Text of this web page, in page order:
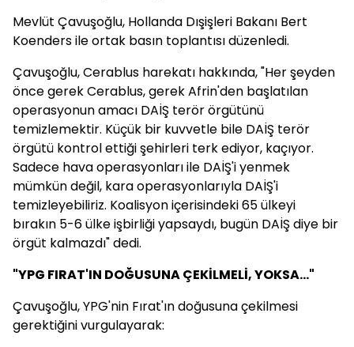
Mevlüt Çavuşoğlu, Hollanda Dışişleri Bakanı Bert
Koenders ile ortak basın toplantısı düzenledi.
Çavuşoğlu, Cerablus harekatı hakkında, "Her şeyden
önce gerek Cerablus, gerek Afrin'den başlatılan
operasyonun amacı DAİŞ terör örgütünü
temizlemektir. Küçük bir kuvvetle bile DAİŞ terör
örgütü kontrol ettiği şehirleri terk ediyor, kaçıyor.
Sadece hava operasyonları ile DAİŞ'i yenmek
mümkün değil, kara operasyonlarıyla DAİŞ'i
temizleyebiliriz. Koalisyon içerisindeki 65 ülkeyi
bırakın 5-6 ülke işbirliği yapsaydı, bugün DAİŞ diye bir
örgüt kalmazdı" dedi.
"YPG FIRAT'IN DOĞUSUNA ÇEKİLMELİ, YOKSA..."
Çavuşoğlu, YPG'nin Fırat'ın doğusuna çekilmesi
gerektiğini vurgulayarak: